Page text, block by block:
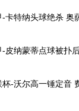
卡特纳头球绝杀 奥
皮纳蒙蒂点球被扑
-沃尔高一锤定音